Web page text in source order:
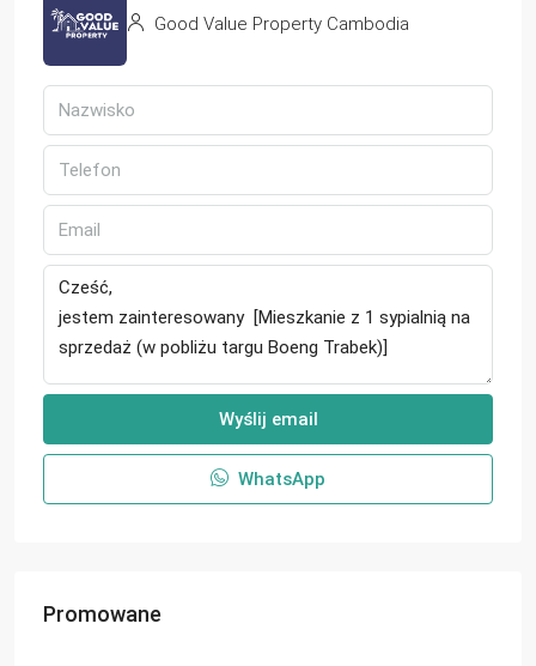
Good Value Property Cambodia
Wyślij email
WhatsApp
Promowane